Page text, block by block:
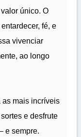
único. O
fé, e
vivenciar
ao longo
as mais incríveis
e desfrute
e sempre.